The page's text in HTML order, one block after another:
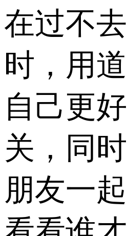
在过不
时，用
自己更
关，同
朋友一